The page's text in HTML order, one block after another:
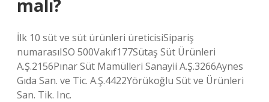
malı?
İlk 10 süt ve süt ürünleri üreticisiSipariş
numarasıISO 500Vakıf177Sütaş Süt Ürünleri
A.Ş.2156Pınar Süt Mamülleri Sanayii A.Ş.3266Aynes
Gıda San. ve Tic. A.Ş.4422Yörükoğlu Süt ve Ürünleri
San. Tik. Inc.